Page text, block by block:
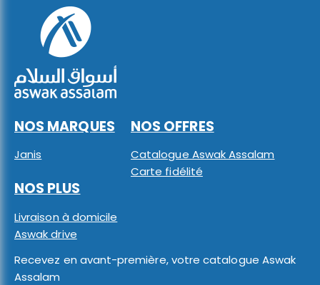
NOS MARQUES
Janis
NOS OFFRES
Catalogue Aswak Assalam
Carte fidélité
NOS PLUS
Livraison à domicile
Aswak drive
Recevez en avant-première, votre catalogue Aswak
Assalam